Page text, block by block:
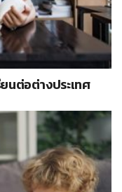
นต่อต่างประเทศ